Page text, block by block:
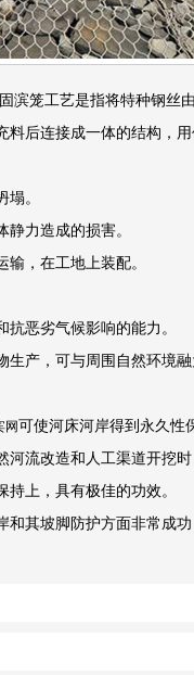
滨笼工艺是指将特种钢
后连接成一体的结构，用
。
力造成的损害。
，在工地上装配。
恶劣气候影响的能力。
产，可与周围自然环境融
网可使河床河岸得到永久性
河流改造和人工渠道开挖
上，具有极佳的功效。
其坡脚防护方面非常成